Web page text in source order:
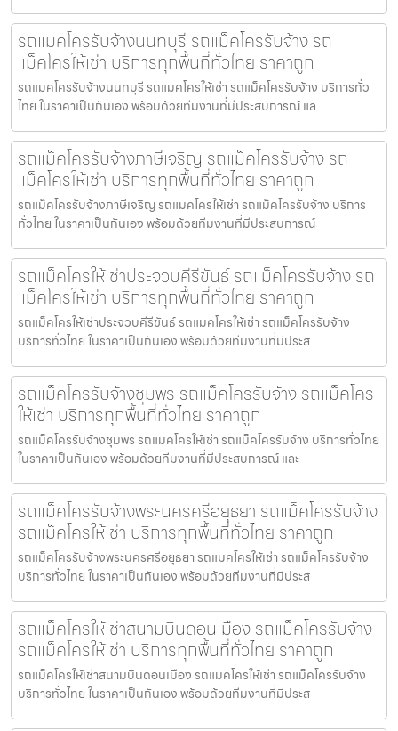
รถแมคโครรับจ้างนนทบุรี รถแม็คโครรับจ้าง รถ
แม็คโครให้เช่า บริการทุกพื้นที่ทั่วไทย ราคาถูก
รถแมคโครรับจ้างนนทบุรี รถแมคโครให้เช่า รถแม็คโครรับจ้าง บริการทั่ว
ไทย ในราคาเป็นกันเอง พร้อมด้วยทีมงานที่มีประสบการณ์ แล
รถแม็คโครรับจ้างภาษีเจริญ รถแม็คโครรับจ้าง รถ
แม็คโครให้เช่า บริการทุกพื้นที่ทั่วไทย ราคาถูก
รถแม็คโครรับจ้างภาษีเจริญ รถแมคโครให้เช่า รถแม็คโครรับจ้าง บริการ
ทั่วไทย ในราคาเป็นกันเอง พร้อมด้วยทีมงานที่มีประสบการณ์
รถแม็คโครให้เช่าประจวบคีรีขันธ์ รถแม็คโครรับจ้าง รถ
แม็คโครให้เช่า บริการทุกพื้นที่ทั่วไทย ราคาถูก
รถแม็คโครให้เช่าประจวบคีรีขันธ์ รถแมคโครให้เช่า รถแม็คโครรับจ้าง
บริการทั่วไทย ในราคาเป็นกันเอง พร้อมด้วยทีมงานที่มีประส
รถแม็คโครรับจ้างชุมพร รถแม็คโครรับจ้าง รถแม็คโคร
ให้เช่า บริการทุกพื้นที่ทั่วไทย ราคาถูก
รถแม็คโครรับจ้างชุมพร รถแมคโครให้เช่า รถแม็คโครรับจ้าง บริการทั่วไทย
ในราคาเป็นกันเอง พร้อมด้วยทีมงานที่มีประสบการณ์ และ
รถแม็คโครรับจ้างพระนครศรีอยุธยา รถแม็คโครรับจ้าง
รถแม็คโครให้เช่า บริการทุกพื้นที่ทั่วไทย ราคาถูก
รถแม็คโครรับจ้างพระนครศรีอยุธยา รถแมคโครให้เช่า รถแม็คโครรับจ้าง
บริการทั่วไทย ในราคาเป็นกันเอง พร้อมด้วยทีมงานที่มีประส
รถแม็คโครให้เช่าสนามบินดอนเมือง รถแม็คโครรับจ้าง
รถแม็คโครให้เช่า บริการทุกพื้นที่ทั่วไทย ราคาถูก
รถแม็คโครให้เช่าสนามบินดอนเมือง รถแมคโครให้เช่า รถแม็คโครรับจ้าง
บริการทั่วไทย ในราคาเป็นกันเอง พร้อมด้วยทีมงานที่มีประส